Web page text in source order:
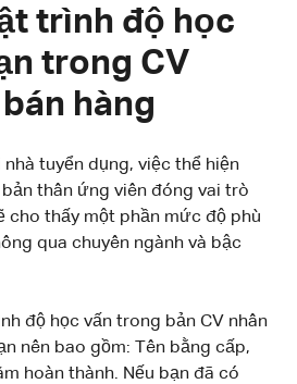
trình độ học
trong CV
hàng
tuyển dụng, việc thể hiện
thân ứng viên đóng vai trò
cho thấy một phần mức độ phù
qua chuyên ngành và bậc
độ học vấn trong bản CV nhân
nên bao gồm: Tên bằng cấp,
hoàn thành. Nếu bạn đã có